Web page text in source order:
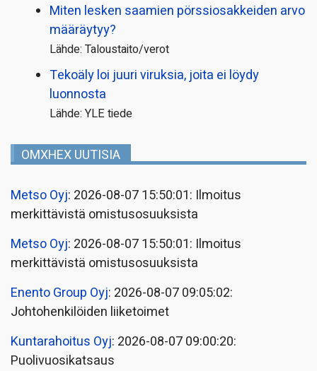
Miten lesken saamien pörssi­osakkeiden arvo
määräytyy?
Lähde: Taloustaito/verot
Tekoäly loi juuri viruksia, joita ei löydy
luonnosta
Lähde: YLE tiede
OMXHEX UUTISIA
Metso Oyj: 2026-08-07 15:50:01: Ilmoitus
merkittävistä omistusosuuksista
Metso Oyj: 2026-08-07 15:50:01: Ilmoitus
merkittävistä omistusosuuksista
Enento Group Oyj: 2026-08-07 09:05:02:
Johtohenkilöiden liiketoimet
Kuntarahoitus Oyj: 2026-08-07 09:00:20:
Puolivuosikatsaus